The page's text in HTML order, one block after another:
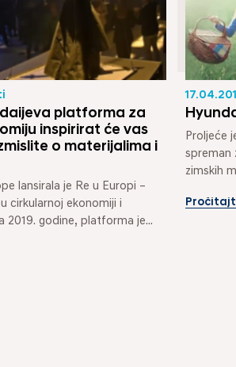
platforma za
inspirirat će vas
o materijalima i
lansirala je Re u Europi –
cirkularnoj ekonomiji i
2019. godine, platforma je...
Proljeće
spreman
zimskih